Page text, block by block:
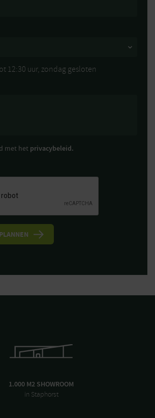
12:30 uur, zondag gesloten
met het privacybeleid.
1.000 M2 SHOWROOM
in Staphorst